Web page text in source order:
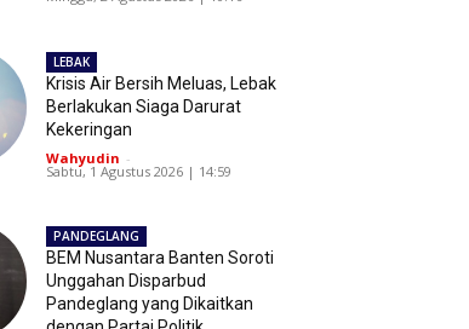
LEBAK
Krisis Air Bersih Meluas, Lebak
Berlakukan Siaga Darurat
Kekeringan
Wahyudin -
Sabtu, 1 Agustus 2026 | 14:59
PANDEGLANG
BEM Nusantara Banten Soroti
Unggahan Disparbud
Pandeglang yang Dikaitkan